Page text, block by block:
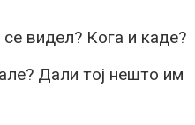
видел? Кога и каде?
Дали тој нешто им